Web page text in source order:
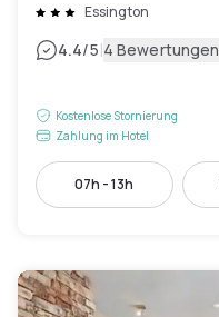
Essington
4.4/5|4 Bewertungen
Kostenlose Stornierung
Zahlung im Hotel
07h - 13h